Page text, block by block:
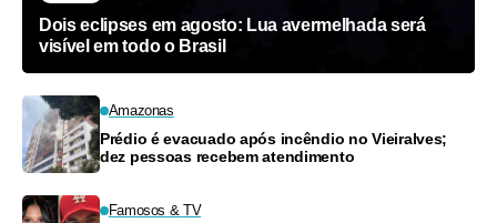
Dois eclipses em agosto: Lua avermelhada será
visível em todo o Brasil
Amazonas
Prédio é evacuado após incêndio no Vieiralves;
dez pessoas recebem atendimento
Famosos & TV